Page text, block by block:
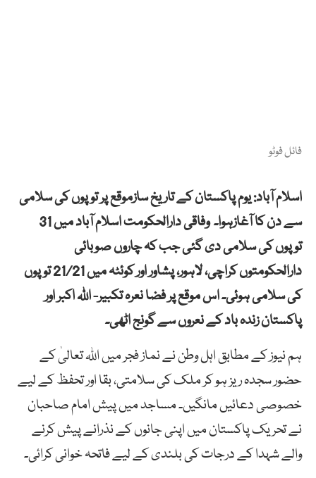
فائل فوٹو
اسلام آباد: یوم پاکستان کے تاریخ سازموقع پر توپوں کی سلامی
سے دن کا آغازہوا۔ وفاقی دارالحکومت اسلام آباد میں 31
توپوں کی سلامی دی گئی جب کہ چاروں صوبائی
دارالحکومتوں کراچی، لاہور، پشاور اور کوئٹہ میں 21/21 توپوں
کی سلامی ہوئی۔ اس موقع پر فضا نعرہ تکبیر- اللہ اکبر اور
پاکستان زندہ باد کے نعروں سے گونج اٹھی۔
ہم نیوز کے مطابق اہل وطن نے نماز فجر میں اللہ تعالیٰ کے
حضور سجدہ ریز ہو کر ملک کی سلامتی، بقا اور تحفظ کے لیے
خصوصی دعائیں مانگیں۔ مساجد میں پیش امام صاحبان
نے تحریک پاکستان میں اپنی جانوں کے نذرانے پیش کرنے
والے شہدا کے درجات کی بلندی کے لیے فاتحہ خوانی کرائی۔